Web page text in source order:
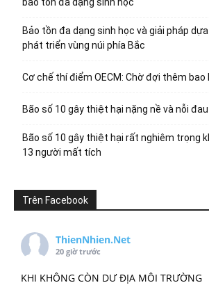
bảo tồn đa dạng sinh học
Bảo tồn đa dạng sinh học và giải pháp
phát triển vùng núi phía Bắc
Cơ chế thí điểm OECM: Chờ đợi thêm bao
Bão số 10 gây thiệt hại nặng nề và nỗi
Bão số 10 gây thiệt hại rất nghiêm trọng
13 người mất tích
Trên Facebook
ThienNhien.Net
20 giờ trước
KHI KHÔNG CÒN DƯ ĐỊA MÔI TRƯỜNG